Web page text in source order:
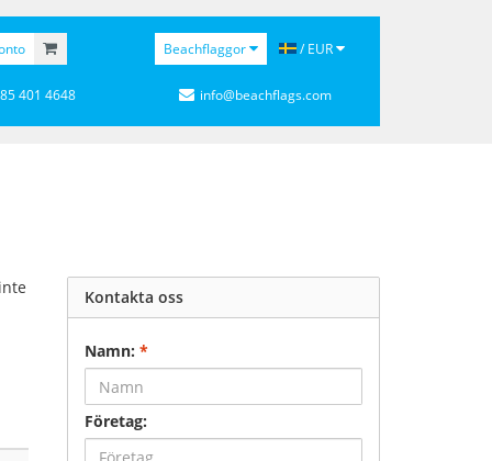
Beachflaggor / EUR
401 4648 info@beachflags.com
Kontakta oss
Namn: *
Företag: